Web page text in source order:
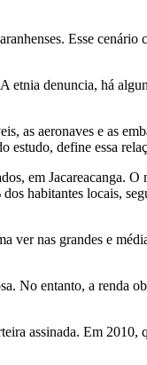
Esse
denuncia, há
as aeronaves e as
estudo, define essa
em Jacareacanga.
habitantes locais,
nas grandes e
No entanto, a renda
assinada. Em